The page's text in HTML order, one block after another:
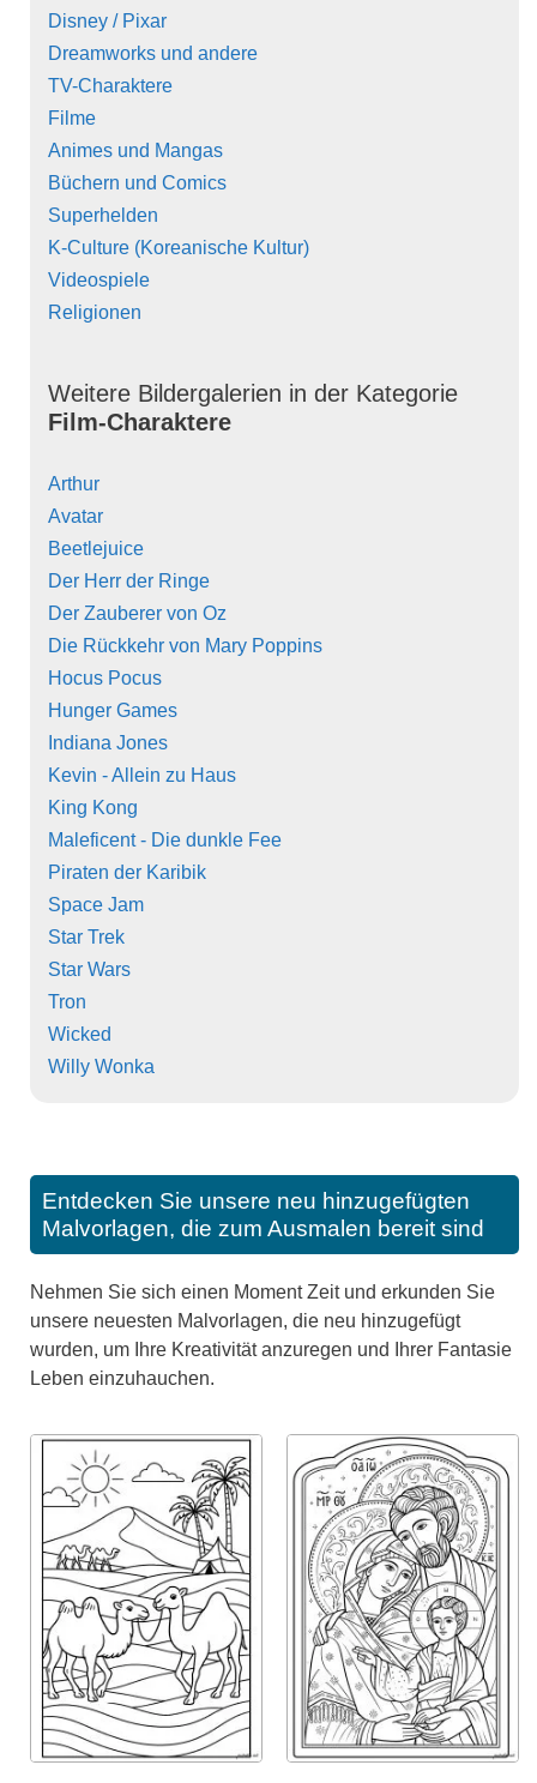
Disney / Pixar
Dreamworks und andere
TV-Charaktere
Filme
Animes und Mangas
Büchern und Comics
Superhelden
K-Culture (Koreanische Kultur)
Videospiele
Religionen
Weitere Bildergalerien in der Kategorie
Film-Charaktere
Arthur
Avatar
Beetlejuice
Der Herr der Ringe
Der Zauberer von Oz
Die Rückkehr von Mary Poppins
Hocus Pocus
Hunger Games
Indiana Jones
Kevin - Allein zu Haus
King Kong
Maleficent - Die dunkle Fee
Piraten der Karibik
Space Jam
Star Trek
Star Wars
Tron
Wicked
Willy Wonka
Entdecken Sie unsere neu hinzugefügten
Malvorlagen, die zum Ausmalen bereit sind
Nehmen Sie sich einen Moment Zeit und erkunden Sie
unsere neuesten Malvorlagen, die neu hinzugefügt
wurden, um Ihre Kreativität anzuregen und Ihrer Fantasie
Leben einzuhauchen.